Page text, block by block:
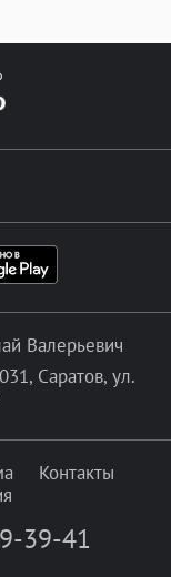
Валерьевич
Саратов, ул.
Контакты
39-41